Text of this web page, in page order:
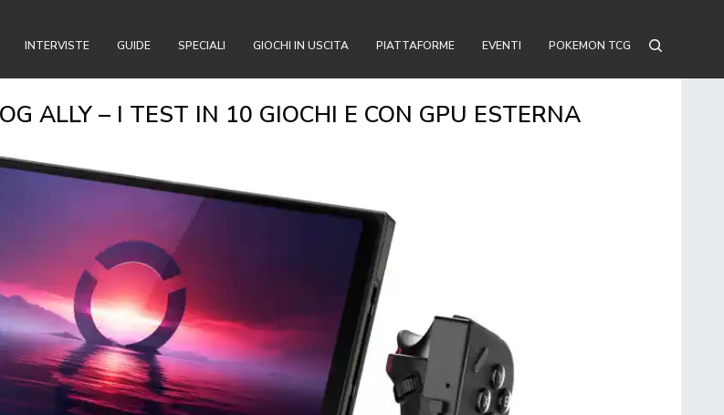
INTERVISTE GUIDE SPECIALI GIOCHI IN USCITA PIATTAFORME EVENTI POKEMON TCG
ALLY – I TEST IN 10 GIOCHI E CON GPU ESTERNA